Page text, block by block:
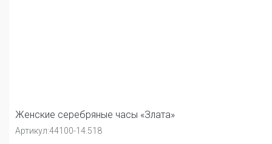
Женские серебряные часы «Злата»
Артикул:44100-14.518